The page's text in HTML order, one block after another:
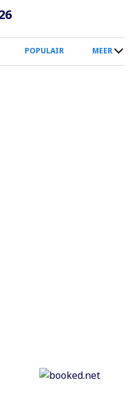
POPULAIR MEER